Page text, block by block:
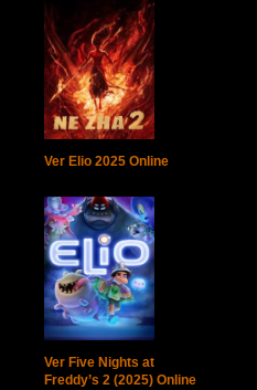
Ver Elio 2025 Online
Ver Five Nights at
Freddy’s 2 (2025) Online